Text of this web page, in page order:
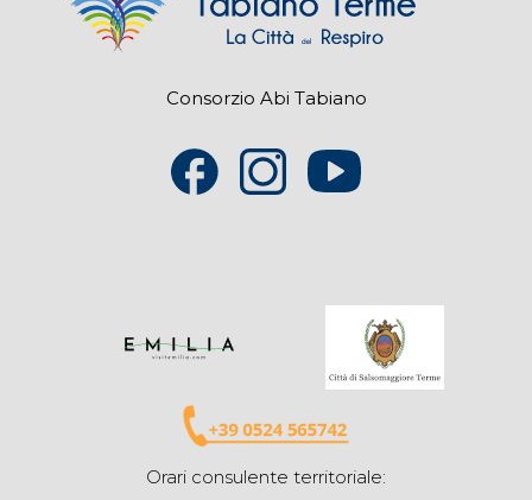
Consorzio Abi Tabiano
Orari consulente territoriale: